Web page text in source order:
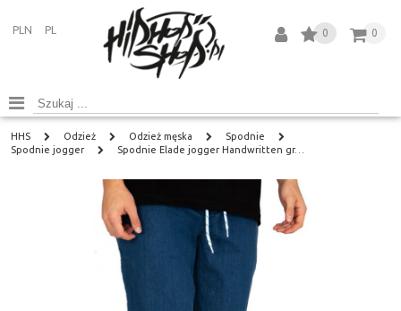
PLN PL 0
0
HHS Odzież Odzież męska
Spodnie
Spodnie jogger
Spodnie Elade jogger Handwritten gr…